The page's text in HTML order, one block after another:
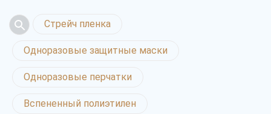
Стрейч пленка
Одноразовые защитные маски
Одноразовые перчатки
Вспененный полиэтилен